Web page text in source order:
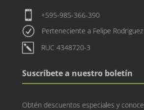
 +595-985-366-390
R Perteneciente a Felipe Rodriguez
k RUC 4348720-3
Suscríbete a nuestro boletín
Obtén descuentos especiales y